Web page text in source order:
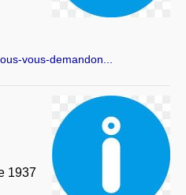
vous-demandon...
1937